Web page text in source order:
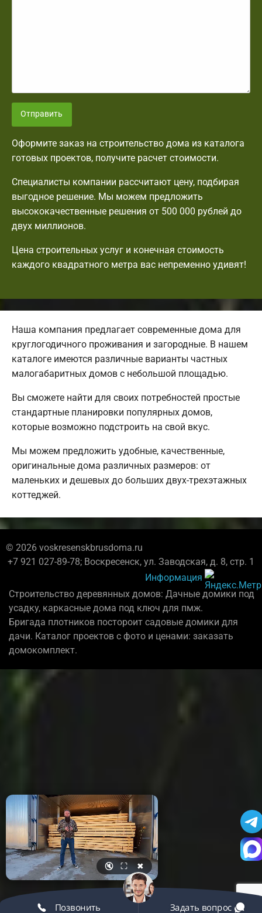
Отправить
Оформите заказ на строительство дома из каталога
готовых проектов, получите расчет стоимости.
Специалисты компании рассчитают цену, подбирая
выгодное решение. Мы можем предложить
высококачественные решения от 500 000 рублей до
двух миллионов.
Цена строительных услуг и конечная стоимость
каждого квадратного метра вас непременно удивят!
Наша компания предлагает современные дома для
круглогодичного проживания и загородные. В нашем
каталоге имеются различные варианты частных
малогабаритных домов с небольшой площадью.
Вы сможете найти для своих потребностей простые
стандартные планировки популярных домов,
которые возможно подстроить на свой вкус.
Мы можем предложить удобные, качественные,
оригинальные дома различных размеров: от
маленьких и дешевых до больших двух-трехэтажных
коттеджей.
© 2026 voskresenskbrusdoma.ru
+7 921 027-89-78; Воскресенск, ул. Заводская, д. 8, стр. 1
Информация
Строительство деревянных домов: Дачные домики под
усадку, каркасные дома под ключ для пмж.
Бригада плотников постороит садовые домики для
дачи. Каталог проектов с фото и ценами: заказать
домокомплект.
🔇 ⛶ ✖
Позвонить Задать вопрос